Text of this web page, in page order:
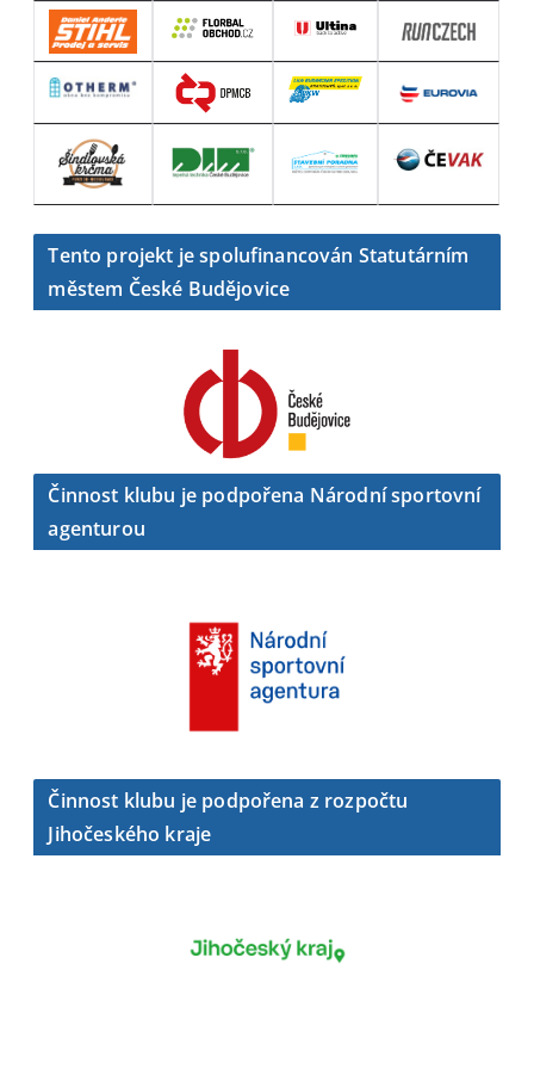
Tento projekt je spolufinancován Statutárním
městem České Budějovice
Činnost klubu je podpořena Národní sportovní
agenturou
Činnost klubu je podpořena z rozpočtu
Jihočeského kraje